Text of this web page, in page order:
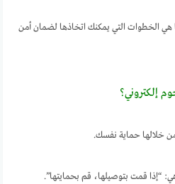
الخطوات التي يمكنك اتخاذها لضمان أمن
إلكتروني؟
خلالها حماية نفسك.
هي: “إذا قمت بتوصيلها، قم بحمايتها”.